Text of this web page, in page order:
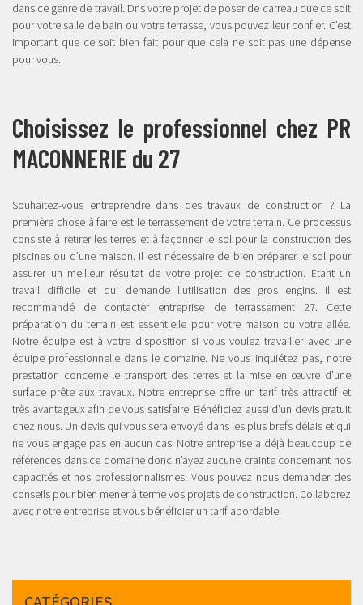
dans ce genre de travail. Dns votre projet de poser de carreau que ce soit
pour votre salle de bain ou votre terrasse, vous pouvez leur confier. C’est
important que ce soit bien fait pour que cela ne soit pas une dépense
pour vous.
Choisissez le professionnel chez PR
MACONNERIE du 27
Souhaitez-vous entreprendre dans des travaux de construction ? La
première chose à faire est le terrassement de votre terrain. Ce processus
consiste à retirer les terres et à façonner le sol pour la construction des
piscines ou d’une maison. Il est nécessaire de bien préparer le sol pour
assurer un meilleur résultat de votre projet de construction. Etant un
travail difficile et qui demande l’utilisation des gros engins. Il est
recommandé de contacter entreprise de terrassement 27. Cette
préparation du terrain est essentielle pour votre maison ou votre allée.
Notre équipe est à votre disposition si vous voulez travailler avec une
équipe professionnelle dans le domaine. Ne vous inquiétez pas, notre
prestation concerne le transport des terres et la mise en œuvre d’une
surface prête aux travaux. Notre entreprise offre un tarif très attractif et
très avantageux afin de vous satisfaire. Bénéficiez aussi d’un devis gratuit
chez nous. Un devis qui vous sera envoyé dans les plus brefs délais et qui
ne vous engage pas en aucun cas. Notre entreprise a déjà beaucoup de
références dans ce domaine donc n’ayez aucune crainte concernant nos
capacités et nos professionnalismes. Vous pouvez nous demander des
conseils pour bien mener à terme vos projets de construction. Collaborez
avec notre entreprise et vous bénéficier un tarif abordable.